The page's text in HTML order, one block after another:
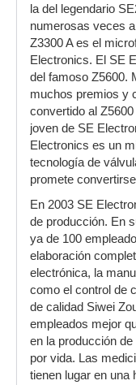
la del legendario
numerosas veces
Z3300 A es el
Electronics. El SE
del famoso Z5600.
muchos premios y
convertido al
joven de SE
Electronics es un
tecnología de
promete
En 2003 SE
de producción. En
ya de 100
elaboración
electrónica, la
como el control de
de calidad Siwei
empleados mejor
en la producción
por vida. Las
tienen lugar en una